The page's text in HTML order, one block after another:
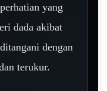
yang
dada akibat
dengan
terukur.